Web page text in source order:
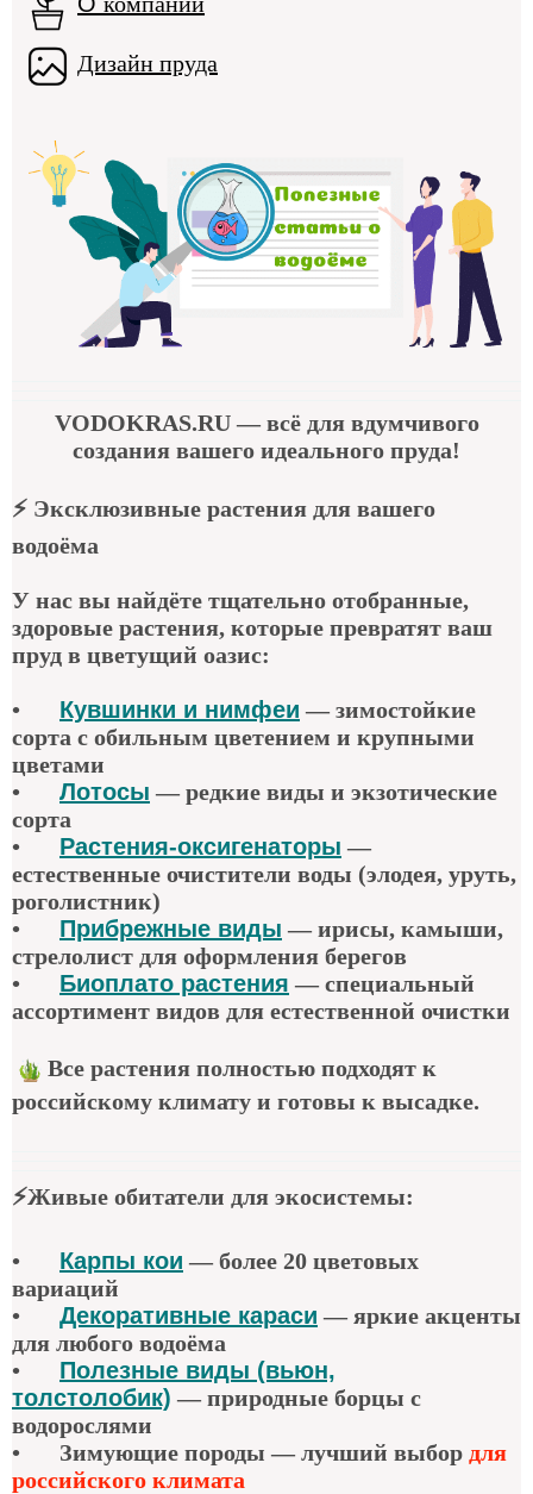
Дизайн пруда
VODOKRAS.RU— всё для вдумчивого
создания вашего идеального пруда!
⚡ Эксклюзивные растения для вашего
водоёма
У нас вы найдёте тщательно отобранные,
здоровые растения, которые превратят ваш
пруд в цветущий оазис:
• Кувшинки и нимфеи — зимостойкие
сорта с обильным цветением и крупными
цветами
•
Лотосы — редкие виды и экзотические
сорта
•
Растения-оксигенаторы —
естественные очистители воды (элодея, уруть,
роголистник)
•
Прибрежные виды — ирисы, камыши,
стрелолист для оформления берегов
•
Биоплато растения — специальный
ассортимент видов для естественной очистки
Все растения полностью подходят к
российскому климату и готовы к высадке.
⚡Живые обитатели для экосистемы:
• Карпы кои —более 20 цветовых
вариаций
•
Декоративные караси — яркие акценты
для любого водоёма
•
Полезные виды (вьюн,
толстолобик) —природные борцы с
водорослями
•
Зимующие породы — лучший выбор для
российского климата